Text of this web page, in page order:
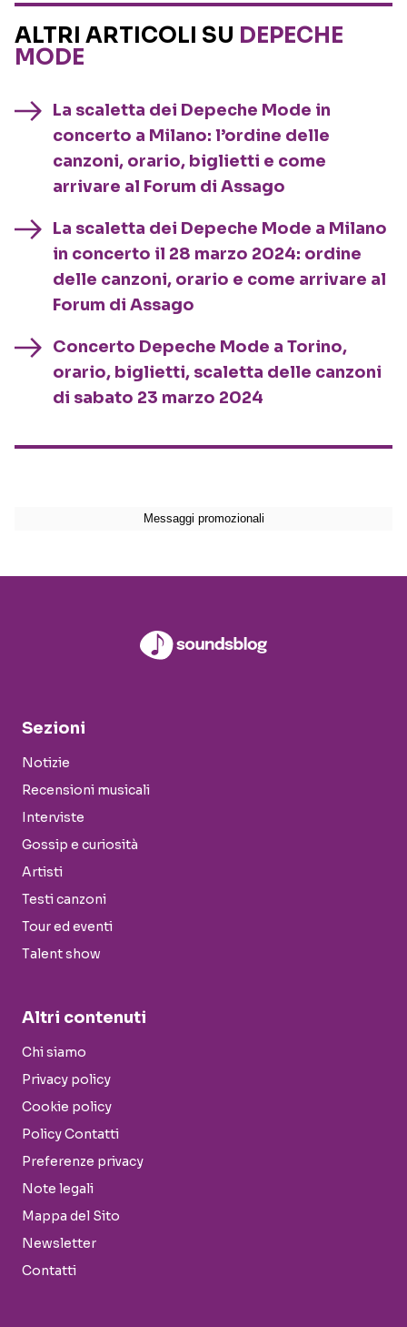
ALTRI ARTICOLI SU DEPECHE
MODE
La scaletta dei Depeche Mode in
concerto a Milano: l’ordine delle
canzoni, orario, biglietti e come
arrivare al Forum di Assago
La scaletta dei Depeche Mode a Milano
in concerto il 28 marzo 2024: ordine
delle canzoni, orario e come arrivare al
Forum di Assago
Concerto Depeche Mode a Torino,
orario, biglietti, scaletta delle canzoni
di sabato 23 marzo 2024
Sezioni
Notizie
Recensioni musicali
Interviste
Gossip e curiosità
Artisti
Testi canzoni
Tour ed eventi
Talent show
Altri contenuti
Chi siamo
Privacy policy
Cookie policy
Policy Contatti
Preferenze privacy
Note legali
Mappa del Sito
Newsletter
Contatti